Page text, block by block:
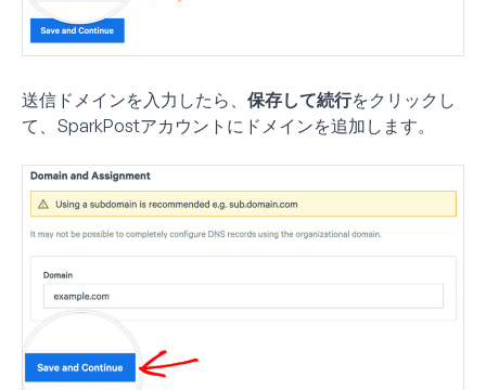
送信ドメインを入力したら、 保存して続行をクリックし
て、SparkPostアカウントにドメインを追加します。